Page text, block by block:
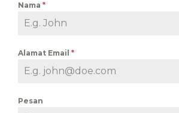
Nama *
Alamat Email *
Pesan